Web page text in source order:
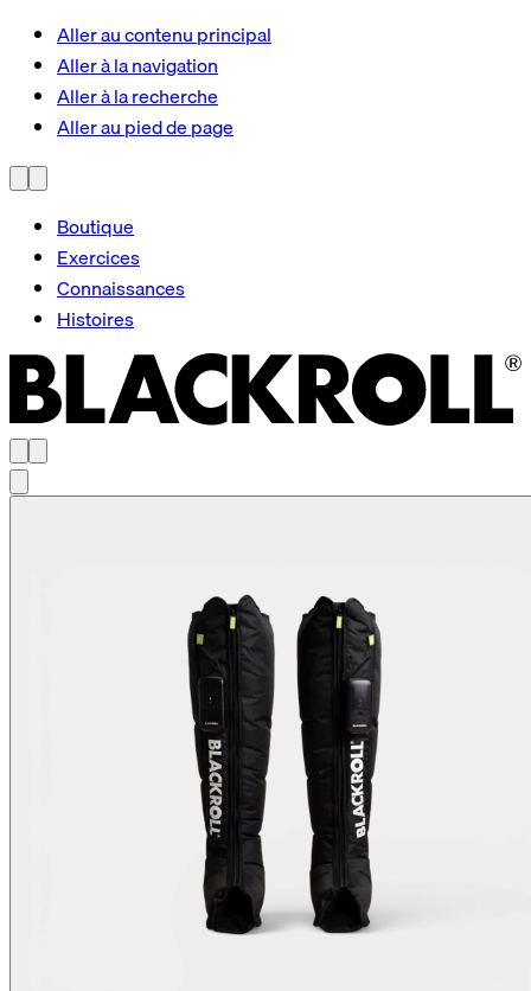
Aller au contenu principal
Aller à la navigation
Aller à la recherche
Aller au pied de page
Boutique
Exercices
Connaissances
Histoires